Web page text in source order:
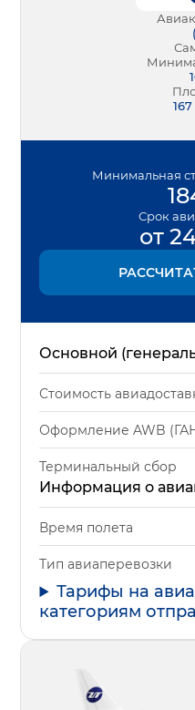
(
Минимальная
Срок
от
Основной
Стоимость
Оформление AWB
Терминальный сбор
Информация о
Время полета
Тип авиаперевозки
Тарифы на
категориям